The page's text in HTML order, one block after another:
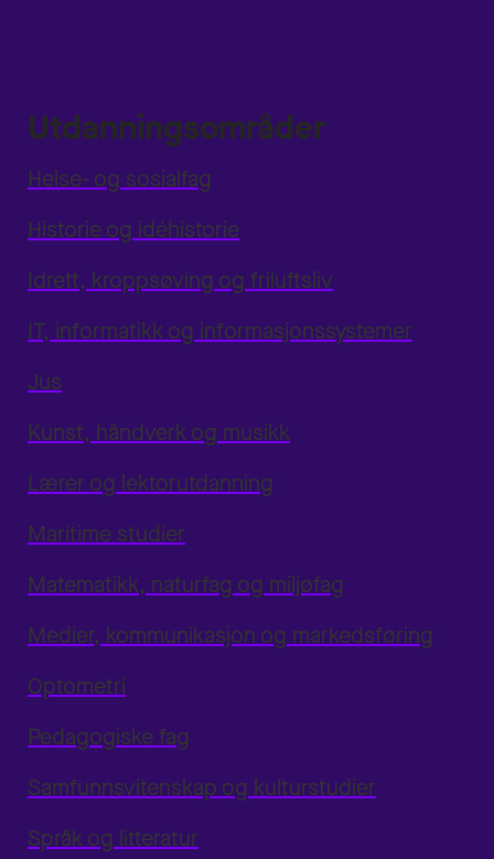
Utdanningsområder
Helse- og sosialfag
Historie og idéhistorie
Idrett, kroppsøving og friluftsliv
IT, informatikk og informasjonssystemer
Jus
Kunst, håndverk og musikk
Lærer og lektorutdanning
Maritime studier
Matematikk, naturfag og miljøfag
Medier, kommunikasjon og markedsføring
Optometri
Pedagogiske fag
Samfunnsvitenskap og kulturstudier
Språk og litteratur